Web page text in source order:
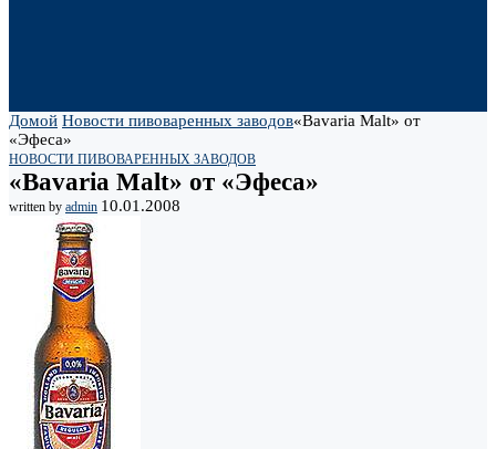
Домой Новости пивоваренных заводов«Bavaria Malt» от
«Эфеса»
НОВОСТИ ПИВОВАРЕННЫХ ЗАВОДОВ
«Bavaria Malt» от «Эфеса»
written by admin 10.01.2008